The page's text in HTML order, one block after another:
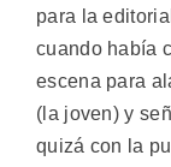
para la
cuando había
escena para
(la joven) y
quizá con la